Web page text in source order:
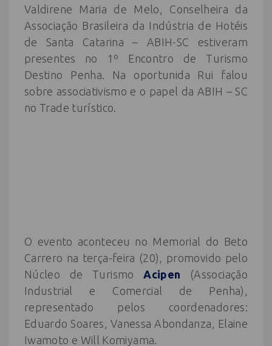
Valdirene Maria de Melo, Conselheira da
Associação Brasileira da Indústria de Hotéis
de Santa Catarina – ABIH-SC estiveram
presentes no 1º Encontro de Turismo
Destino Penha. Na oportunida Rui falou
sobre associativismo e o papel da ABIH – SC
no Trade turístico.
O evento aconteceu no Memorial do Beto
Carrero na terça-feira (20), promovido pelo
Núcleo de Turismo Acipen (Associação
Industrial e Comercial de Penha),
representado pelos coordenadores:
Eduardo Soares, Vanessa Abondanza, Elaine
Iwamoto e Will Komiyama.